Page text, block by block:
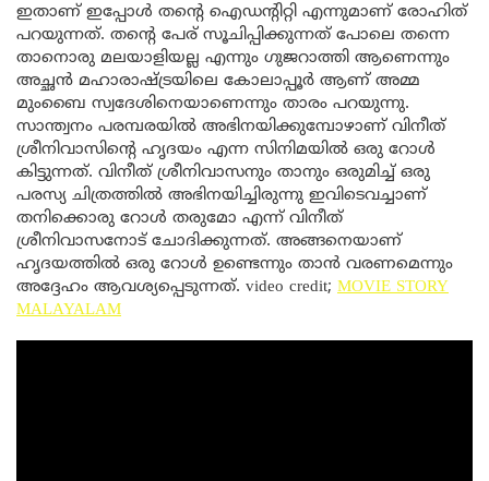
ഇതാണ് ഇപ്പോൾ തന്റെ ഐഡന്റിറ്റി എന്നുമാണ് രോഹിത്
പറയുന്നത്. തന്റെ പേര് സൂചിപ്പിക്കുന്നത് പോലെ തന്നെ
താനൊരു മലയാളിയല്ല എന്നും ഗുജറാത്തി ആണെന്നും
അച്ഛൻ മഹാരാഷ്ട്രയിലെ കോലാപ്പൂർ ആണ് അമ്മ
മുംബൈ സ്വദേശിനെയാണെന്നും താരം പറയുന്നു.
സാന്ത്വനം പരമ്പരയിൽ അഭിനയിക്കുമ്പോഴാണ് വിനീത്
ശ്രീനിവാസിന്റെ ഹൃദയം എന്ന സിനിമയിൽ ഒരു റോൾ
കിട്ടുന്നത്. വിനീത് ശ്രീനിവാസനും താനും ഒരുമിച്ച് ഒരു
പരസ്യ ചിത്രത്തിൽ അഭിനയിച്ചിരുന്നു ഇവിടെവച്ചാണ്
തനിക്കൊരു റോൾ തരുമോ എന്ന് വിനീത്
ശ്രീനിവാസനോട് ചോദിക്കുന്നത്. അങ്ങനെയാണ്
ഹൃദയത്തിൽ ഒരു റോൾ ഉണ്ടെന്നും താൻ വരണമെന്നും
അദ്ദേഹം ആവശ്യപ്പെടുന്നത്. video credit; MOVIE STORY
MALAYALAM